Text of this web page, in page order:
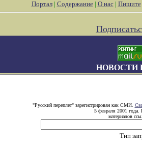
Портал| Содержание| О нас| Пишите
НОВОСТИ
"Русский переплет" зарегистрирован как СМИ.
5 февраля 2001 года.
материалов
Тип